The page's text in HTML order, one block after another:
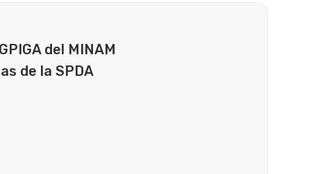
del MINAM
de la SPDA